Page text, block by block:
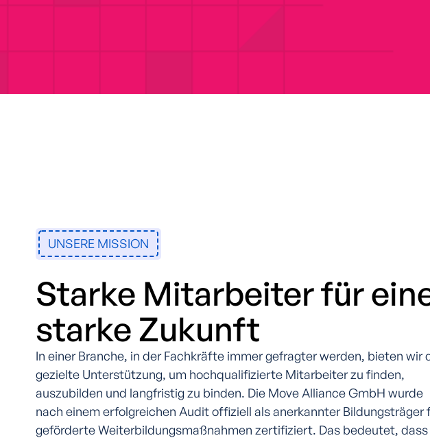
UNSERE MISSION
Starke Mitarbeiter für
starke Zukunft
In einer Branche, in der Fachkräfte immer gefragter werden, bieten wir
gezielte Unterstützung, um hochqualifizierte Mitarbeiter zu finden,
auszubilden und langfristig zu binden. Die Move Alliance GmbH wurde
nach einem erfolgreichen Audit offiziell als anerkannter Bildungsträger
geförderte Weiterbildungsmaßnahmen zertifiziert. Das bedeutet, dass